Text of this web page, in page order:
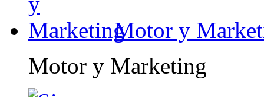
Motor y
Motor y Marketing